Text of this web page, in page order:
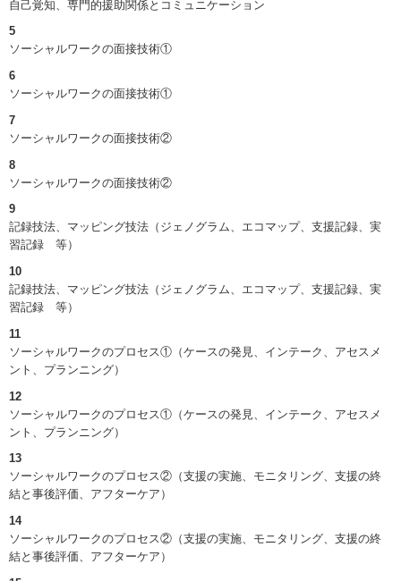
自己覚知、専門的援助関係とコミュニケーション
5
ソーシャルワークの面接技術①
6
ソーシャルワークの面接技術①
7
ソーシャルワークの面接技術②
8
ソーシャルワークの面接技術②
9
記録技法、マッピング技法（ジェノグラム、エコマップ、支援記録、実
習記録 等）
10
記録技法、マッピング技法（ジェノグラム、エコマップ、支援記録、実
習記録 等）
11
ソーシャルワークのプロセス①（ケースの発見、インテーク、アセスメ
ント、プランニング）
12
ソーシャルワークのプロセス①（ケースの発見、インテーク、アセスメ
ント、プランニング）
13
ソーシャルワークのプロセス②（支援の実施、モニタリング、支援の終
結と事後評価、アフターケア）
14
ソーシャルワークのプロセス②（支援の実施、モニタリング、支援の終
結と事後評価、アフターケア）